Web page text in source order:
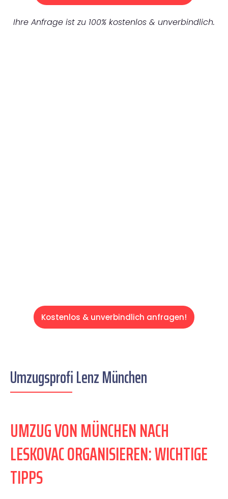
Ihre Anfrage ist zu 100% kostenlos & unverbindlich.
Kostenlos & unverbindlich anfragen!
Umzugsprofi Lenz München
UMZUG VON MÜNCHEN NACH
LESKOVAC ORGANISIEREN: WICHTIGE
TIPPS